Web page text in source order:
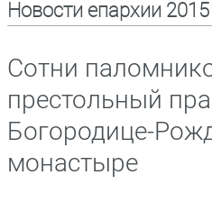
Новости епархии 2015
Сотни
престольный
Богородице-
монастыре